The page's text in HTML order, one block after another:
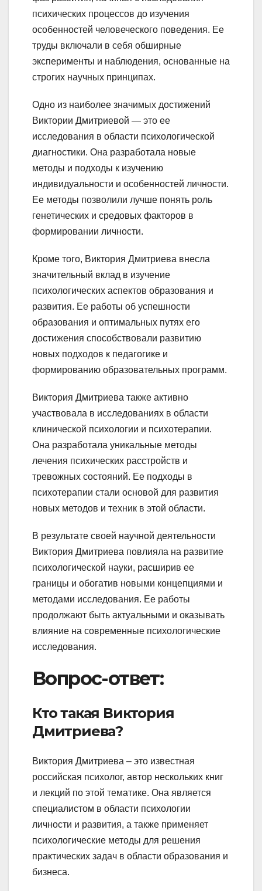
психических процессов до изучения
особенностей человеческого поведения. Ее
труды включали в себя обширные
эксперименты и наблюдения, основанные на
строгих научных принципах.
Одно из наиболее значимых достижений
Виктории Дмитриевой — это ее
исследования в области психологической
диагностики. Она разработала новые
методы и подходы к изучению
индивидуальности и особенностей личности.
Ее методы позволили лучше понять роль
генетических и средовых факторов в
формировании личности.
Кроме того, Виктория Дмитриева внесла
значительный вклад в изучение
психологических аспектов образования и
развития. Ее работы об успешности
образования и оптимальных путях его
достижения способствовали развитию
новых подходов к педагогике и
формированию образовательных программ.
Виктория Дмитриева также активно
участвовала в исследованиях в области
клинической психологии и психотерапии.
Она разработала уникальные методы
лечения психических расстройств и
тревожных состояний. Ее подходы в
психотерапии стали основой для развития
новых методов и техник в этой области.
В результате своей научной деятельности
Виктория Дмитриева повлияла на развитие
психологической науки, расширив ее
границы и обогатив новыми концепциями и
методами исследования. Ее работы
продолжают быть актуальными и оказывать
влияние на современные психологические
исследования.
Вопрос-ответ:
Кто такая Виктория
Дмитриева?
Виктория Дмитриева – это известная
российская психолог, автор нескольких книг
и лекций по этой тематике. Она является
специалистом в области психологии
личности и развития, а также применяет
психологические методы для решения
практических задач в области образования и
бизнеса.